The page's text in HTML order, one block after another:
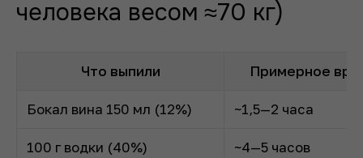
человека весом ≈70 кг)
Что выпили Примерное
Бокал вина 150 мл (12%) ~1,5—2 часа
100 г водки (40%) ~4—5 часов